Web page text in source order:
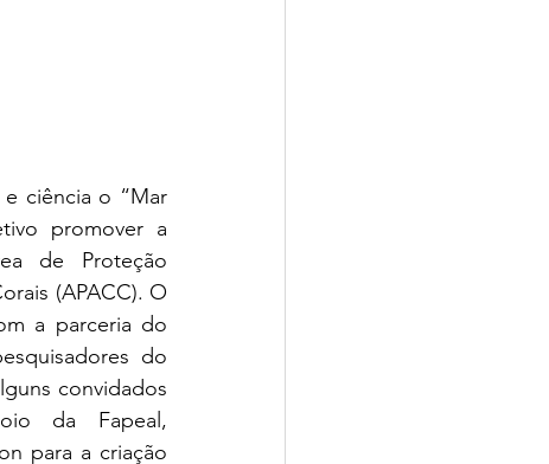
ciência o “Mar
promover a
de Proteção
(APACC). O
a parceria do
do
convidados
da Fapeal,
para a criação